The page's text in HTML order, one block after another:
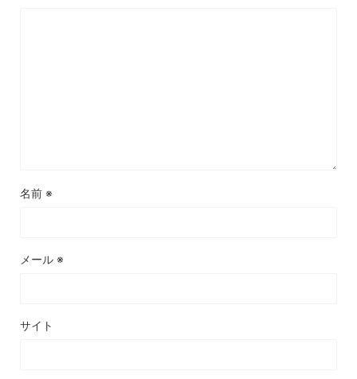
名前 ※
メール ※
サイト